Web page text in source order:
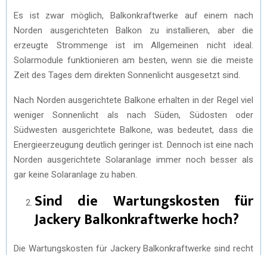
Es ist zwar möglich, Balkonkraftwerke auf einem nach
Norden ausgerichteten Balkon zu installieren, aber die
erzeugte Strommenge ist im Allgemeinen nicht ideal.
Solarmodule funktionieren am besten, wenn sie die meiste
Zeit des Tages dem direkten Sonnenlicht ausgesetzt sind.
Nach Norden ausgerichtete Balkone erhalten in der Regel viel
weniger Sonnenlicht als nach Süden, Südosten oder
Südwesten ausgerichtete Balkone, was bedeutet, dass die
Energieerzeugung deutlich geringer ist. Dennoch ist eine nach
Norden ausgerichtete Solaranlage immer noch besser als
gar keine Solaranlage zu haben.
Sind die Wartungskosten für
Jackery Balkonkraftwerke hoch?
Die Wartungskosten für Jackery Balkonkraftwerke sind recht